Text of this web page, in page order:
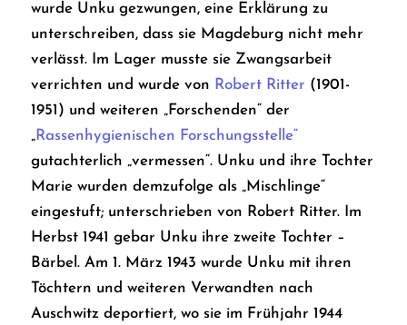
wurde Unku gezwungen, eine Erklärung zu
unterschreiben, dass sie Magdeburg nicht mehr
verlässt. Im Lager musste sie Zwangsarbeit
verrichten und wurde von Robert Ritter (1901-
1951) und weiteren „Forschenden“ der
„Rassenhygienischen Forschungsstelle“
gutachterlich „vermessen“. Unku und ihre Tochter
Marie wurden demzufolge als „Mischlinge“
eingestuft; unterschrieben von Robert Ritter. Im
Herbst 1941 gebar Unku ihre zweite Tochter –
Bärbel. Am 1. März 1943 wurde Unku mit ihren
Töchtern und weiteren Verwandten nach
Auschwitz deportiert, wo sie im Frühjahr 1944